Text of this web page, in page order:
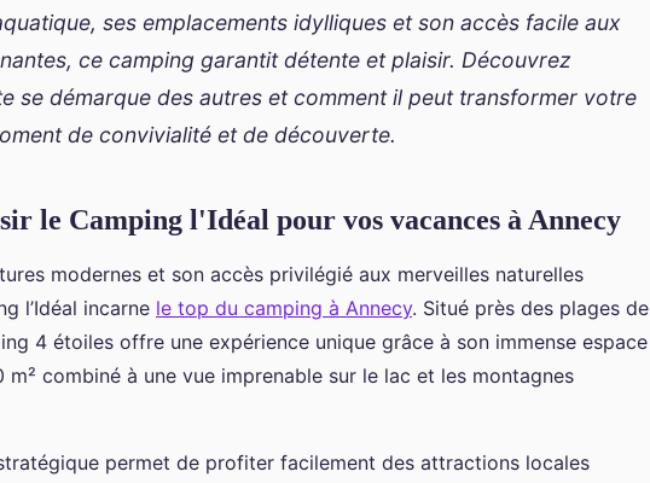
ses emplacements idylliques et son accès facile aux
ce camping garantit détente et plaisir. Découvrez
se démarque des autres et comment il peut transformer votre
de convivialité et de découverte.
le Camping l'Idéal pour vos vacances à Annecy
modernes et son accès privilégié aux merveilles naturelles
l’Idéal incarne le top du camping à Annecy. Situé près des plages de
4 étoiles offre une expérience unique grâce à son immense espace
combiné à une vue imprenable sur le lac et les montagnes
permet de profiter facilement des attractions locales